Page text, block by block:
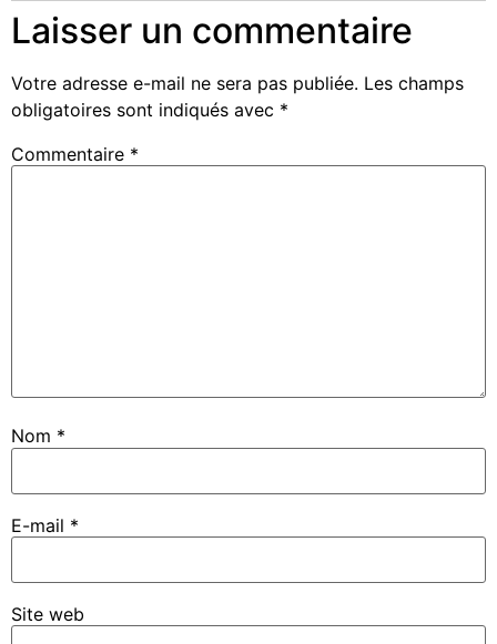
Laisser un commentaire
Votre adresse e-mail ne sera pas publiée. Les champs
obligatoires sont indiqués avec *
Commentaire *
Nom *
E-mail *
Site web